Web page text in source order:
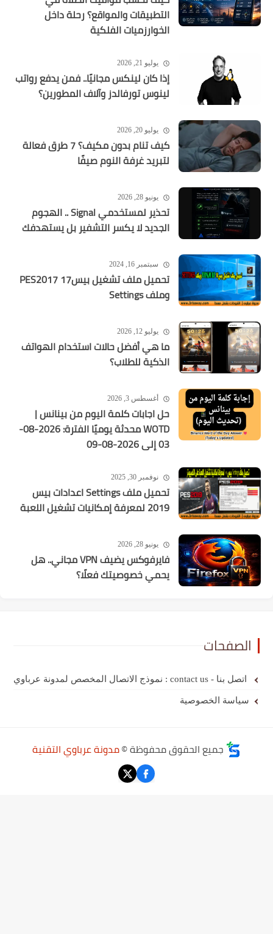
التطبيقات والمواقع؟ رحلة داخل
الخوارزميات الفلكية
يوليو 21, 2026
إذا كان لينكس مجانيًا.. فمن يدفع رواتب
لينوس تورفالدز وآلاف المطورين؟
يوليو 20, 2026
كيف تنام بدون مكيف؟ 7 طرق فعالة
لتبريد غرفة النوم صيفًا
يونيو 28, 2026
تحذير لمستخدمي Signal .. الهجوم
الجديد لا يكسر التشفير بل يستهدفك
سبتمبر 16, 2024
تحميل ملف تشغيل بيس17 PES2017
وملف Settings
يوليو 12, 2026
ما هي أفضل حالات استخدام الهواتف
الذكية للطلاب؟
أغسطس 3, 2026
حل اجابات كلمة اليوم من بينانس |
WOTD محدثة يوميًا الفترة: 2026-08-
03 إلى 2026-08-09
نوفمبر 30, 2025
تحميل ملف Settings اعدادات بيس
2019 لمعرفة إمكانيات تشغيل اللعبة
يونيو 28, 2026
فايرفوكس يضيف VPN مجاني.. هل
يحمي خصوصيتك فعلًا؟
الصفحات
اتصل بنا - contact us : نموذج الاتصال المخصص لمدونة عرباوي
سياسة الخصوصية
جميع الحقوق محفوظة ©مدونة عرباوي التقنية